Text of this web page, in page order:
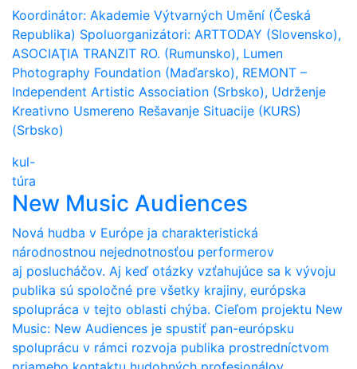
Koordinátor: Akademie Výtvarných Umění (Česká
Republika) Spoluorganizátori: ARTTODAY (Slovensko),
ASOCIAŢIA TRANZIT RO. (Rumunsko), Lumen
Photography Foundation (Maďarsko), REMONT –
Independent Artistic Association (Srbsko), Udrženje
Kreativno Usmereno Rešavanje Situacije (KURS)
(Srbsko)
kul-
túra
New Music Audiences
Nová hudba v Európe ja charakteristická
národnostnou nejednotnosťou performerov
aj poslucháčov. Aj keď otázky vzťahujúce sa k vývoju
publika sú spoločné pre všetky krajiny, európska
spolupráca v tejto oblasti chýba. Cieľom projektu New
Music: New Audiences je spustiť pan-európsku
spoluprácu v rámci rozvoja publika prostredníctvom